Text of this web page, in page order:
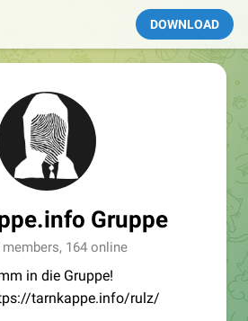
DOWNLOAD
Gruppe
members, 164 online
in die Gruppe!
tarnkappe.info/rulz/